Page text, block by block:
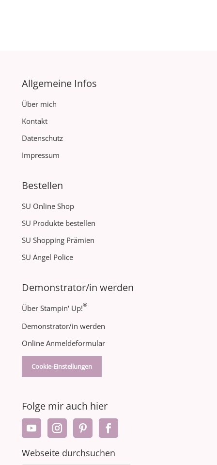
Allgemeine Infos
Über mich
Kontakt
Datenschutz
Impressum
Bestellen
SU Online Shop
SU Produkte bestellen
SU Shopping Prämien
SU Angel Police
Demonstrator/in werden
Über Stampin‘ Up!®
Demonstrator/in werden
Online Anmeldeformular
Cookie-Einstellungen
Folge mir auch hier
Webseite durchsuchen